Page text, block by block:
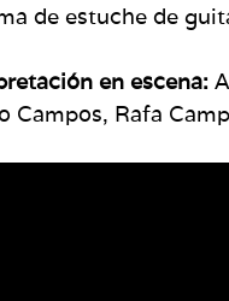
de estuche de
en escena:
Campos, Rafa